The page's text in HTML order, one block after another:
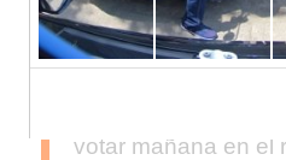
Salud Pública, y
finalmente se logró
el proyecto de ley
Voluntaria del
votar mañana en el